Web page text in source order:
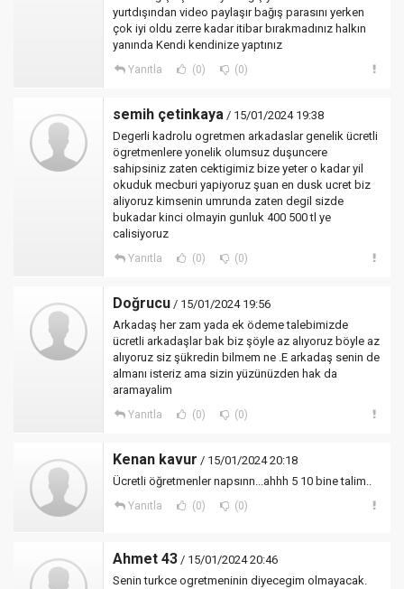
yurtdışından video paylaşır bağış parasını yerken
çok iyi oldu zerre kadar itibar bırakmadınız halkın
yanında Kendi kendinize yaptınız
Yanıtla (0) (0)
semih çetinkaya / 15/01/2024 19:38
Degerli kadrolu ogretmen arkadaslar genelik ücretli
ögretmenlere yonelik olumsuz duşuncere
sahipsiniz zaten cektigimiz bize yeter o kadar yil
okuduk mecburi yapiyoruz şuan en dusk ucret biz
aliyoruz kimsenin umrunda zaten degil sizde
bukadar kinci olmayin gunluk 400 500 tl ye
calisiyoruz
Yanıtla (0) (0)
Doğrucu / 15/01/2024 19:56
Arkadaş her zam yada ek ödeme talebimizde
ücretli arkadaşlar bak biz şöyle az alıyoruz böyle az
alıyoruz siz şükredin bilmem ne .E arkadaş senin de
almanı isteriz ama sizin yüzünüzden hak da
aramayalim
Yanıtla (0) (0)
Kenan kavur / 15/01/2024 20:18
Ücretli öğretmenler napsınn...ahhh 5 10 bine talim..
Yanıtla (0) (0)
Ahmet 43 / 15/01/2024 20:46
Senin turkce ogretmeninin diyecegim olmayacak.